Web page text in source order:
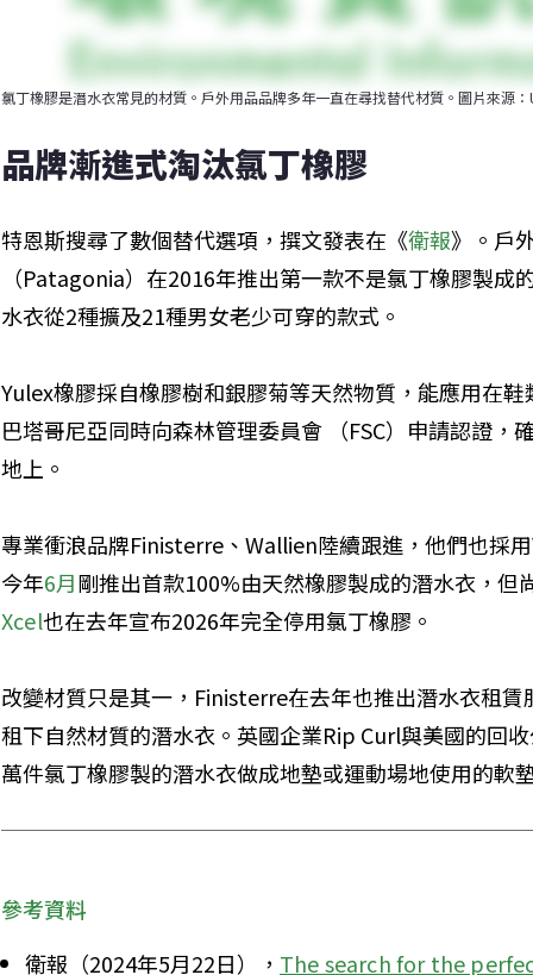
氯丁橡膠是潛水衣常見的材質。戶外用品品牌多年一直在尋找替代材質。圖片來源
品牌漸進式淘汰氯丁橡膠
特恩斯搜尋了數個替代選項，撰文發表在《衛報》。戶
（Patagonia）在2016年推出第一款不是氯丁橡膠製成
水衣從2種擴及21種男女老少可穿的款式。
Yulex橡膠採自橡膠樹和銀膠菊等天然物質，能應用在
巴塔哥尼亞同時向森林管理委員會 （FSC）申請認證，
地上。
專業衝浪品牌Finisterre、Wallien陸續跟進，他們也採
今年6月剛推出首款100%由天然橡膠製成的潛水衣，但
Xcel也在去年宣布2026年完全停用氯丁橡膠。
改變材質只是其一，Finisterre在去年也推出潛水衣租
租下自然材質的潛水衣。英國企業Rip Curl與美國的回
萬件氯丁橡膠製的潛水衣做成地墊或運動場地使用的軟
參考資料
衛報（2024年5月22日）， The search for the